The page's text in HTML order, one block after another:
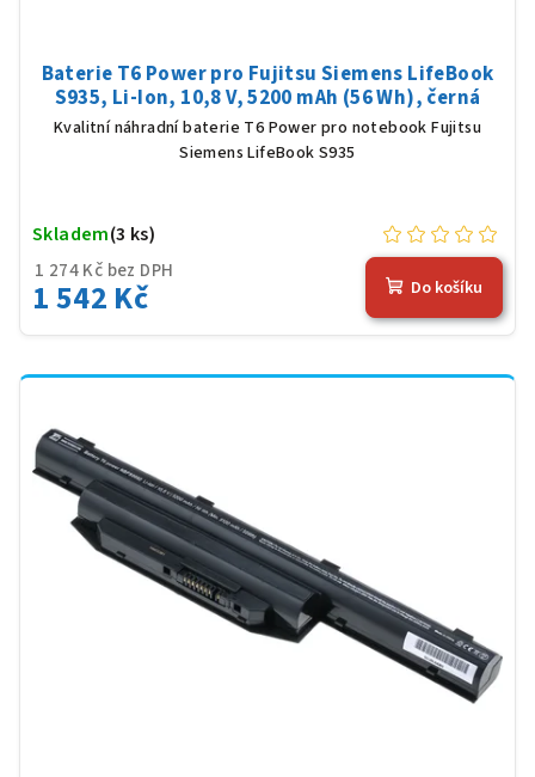
Baterie T6 Power pro Fujitsu Siemens LifeBook
S935, Li-Ion, 10,8 V, 5200 mAh (56 Wh), černá
Kvalitní náhradní baterie T6 Power pro notebook Fujitsu
Siemens LifeBook S935
1 274 Kč bez DPH
1 542 Kč
Skladem(3 ks)
Do košíku